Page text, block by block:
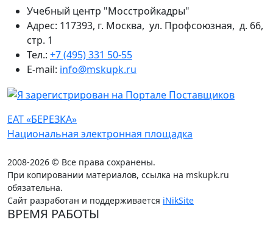
Учебный центр "Мосстройкадры"
Адрес: 117393, г. Москва, ул. Профсоюзная, д. 66,
стр. 1
Тел.: +7 (495) 331 50-55
E-mail: info@mskupk.ru
ЕАТ «БЕРЕЗКА»
Национальная электронная площадка
2008-2026 © Все права сохранены.
При копировании материалов, ссылка на mskupk.ru
обязательна.
Сайт разработан и поддерживается iNikSite
ВРЕМЯ РАБОТЫ